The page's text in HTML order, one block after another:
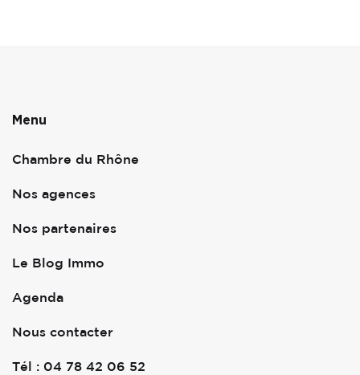
Menu
Chambre du Rhône
Nos agences
Nos partenaires
Le Blog Immo
Agenda
Nous contacter
Tél : 04 78 42 06 52